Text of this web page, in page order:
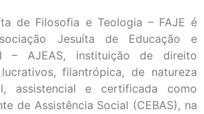
de Filosofia e Teologia – FAJE é
Jesuíta de Educação e
– AJEAS, instituição de direito
filantrópica, de natureza
assistencial e certificada como
de Assistência Social (CEBAS), na